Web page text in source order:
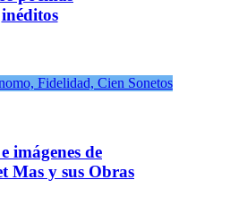
inéditos
imágenes de
Mas y sus Obras